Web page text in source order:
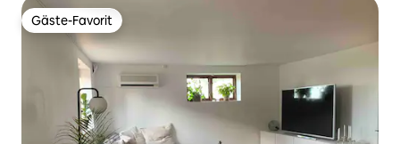
Gäste-Favorit
Gäste-Favorit